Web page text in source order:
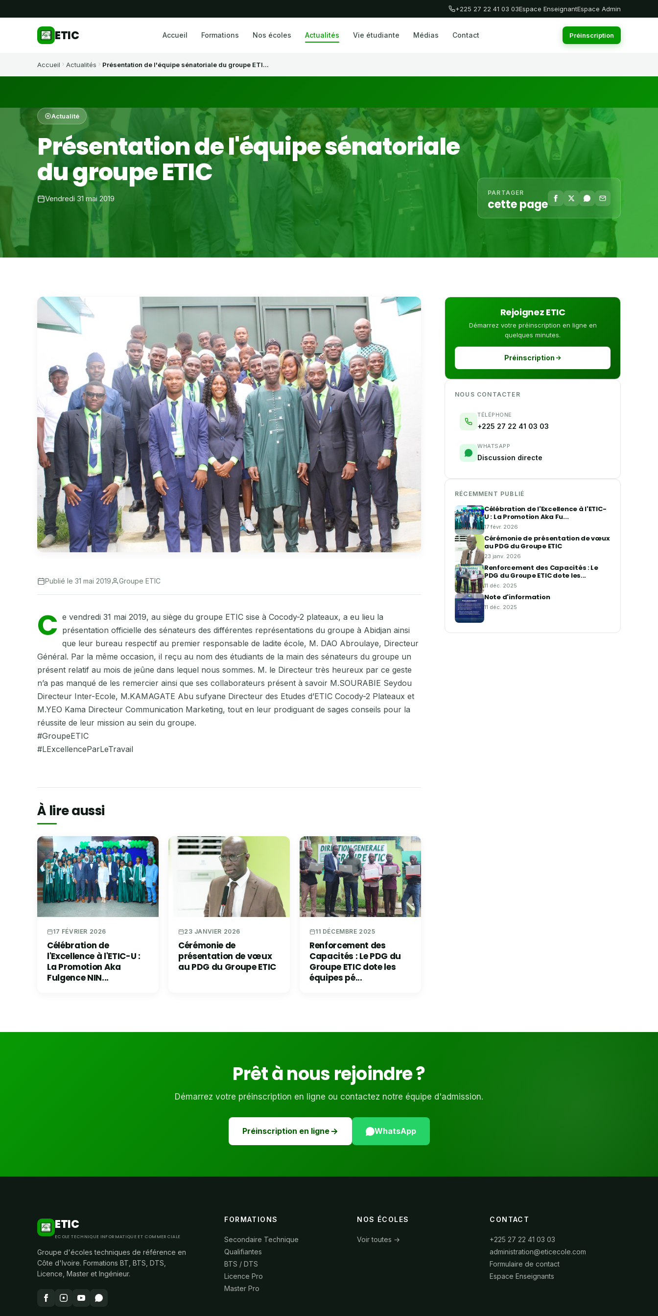
+225 27 22 41 03 03Espace EnseignantEspace Admin
ETIC Accueil Formations Nos écoles Actualités Vie étudiante Médias Contact Préinscription
Accueil Actualités Présentation de l'équipe sénatoriale du groupe ETI...
Actualité
Présentation de l'équipe sénatoriale
du groupe ETIC
Vendredi 31 mai 2019
PARTAGER
cette page
Publié le 31 mai 2019 Groupe ETIC
C e vendredi 31 mai 2019, au siège du groupe ETIC sise à Cocody-2 plateaux, a eu lieu la
présentation officielle des sénateurs des différentes représentations du groupe à Abidjan ainsi
que leur bureau respectif au premier responsable de ladite école, M. DAO Abroulaye, Directeur
Général. Par la même occasion, il reçu au nom des étudiants de la main des sénateurs du groupe un
présent relatif au mois de jeûne dans lequel nous sommes. M. le Directeur très heureux par ce geste
n’a pas manqué de les remercier ainsi que ses collaborateurs présent à savoir M.SOURABIE Seydou
Directeur Inter-Ecole, M.KAMAGATE Abu sufyane Directeur des Etudes d’ETIC Cocody-2 Plateaux et
M.YEO Kama Directeur Communication Marketing, tout en leur prodiguant de sages conseils pour la
réussite de leur mission au sein du groupe.
#GroupeETIC
#LExcellenceParLeTravail
À lire aussi
17 FÉVRIER 2026
Célébration de
l'Excellence à l'ETIC-U :
La Promotion Aka
Fulgence NIN...
23 JANVIER 2026
Cérémonie de
présentation de vœux
au PDG du Groupe ETIC
11 DÉCEMBRE 2025
Renforcement des
Capacités : Le PDG du
Groupe ETIC dote les
équipes pé...
Rejoignez ETIC
Démarrez votre préinscription en ligne en
quelques minutes.
Préinscription
NOUS CONTACTER
TÉLÉPHONE
+225 27 22 41 03 03
WHATSAPP
Discussion directe
RÉCEMMENT PUBLIÉ
Célébration de l'Excellence à l'ETIC-
U : La Promotion Aka Fu...
17 févr. 2026
Cérémonie de présentation de vœux
au PDG du Groupe ETIC
23 janv. 2026
Renforcement des Capacités : Le
PDG du Groupe ETIC dote les...
11 déc. 2025
Note d'information
11 déc. 2025
Prêt à nous rejoindre ?
Démarrez votre préinscription en ligne ou contactez notre équipe d'admission.
Préinscription en ligne WhatsApp
ETIC
ECOLE TECHNIQUE INFORMATIQUE ET COMMERCIALE
Groupe d'écoles techniques de référence en
Côte d'Ivoire. Formations BT, BTS, DTS,
Licence, Master et Ingénieur.
FORMATIONS
Secondaire Technique
Qualifiantes
BTS / DTS
Licence Pro
Master Pro
NOS ÉCOLES
Voir toutes →
CONTACT
+225 27 22 41 03 03
administration@eticecole.com
Formulaire de contact
Espace Enseignants